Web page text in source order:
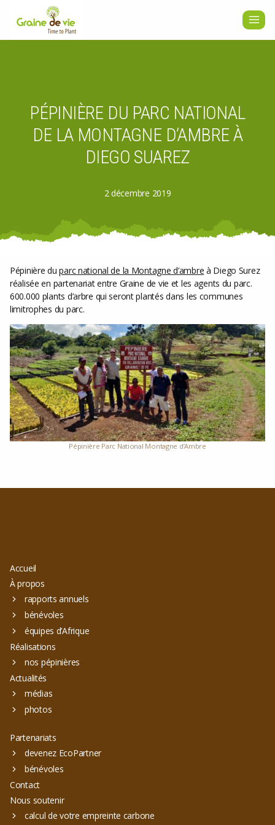
PÉPINIÈRE DU PARC NATIONAL
DE LA MONTAGNE D’AMBRE À
DIEGO SUAREZ
2 décembre 2019
Pépinière duparc national de la Montagne d’ambre à Diego Surez
réalisée en partenariat entre Graine de vie et les agents du parc.
600.000 plants d’arbre qui seront plantés dans les communes
limitrophes du parc.
Pépinière Parc National Montagne d’Ambre
Accueil
À propos
rapports annuels
bénévoles
équipes d’Afrique
Réalisations
nos pépinières
Actualités
médias
photos
Partenariats
devenez EcoPartner
bénévoles
Contact
Nous soutenir
calcul de votre empreinte carbone